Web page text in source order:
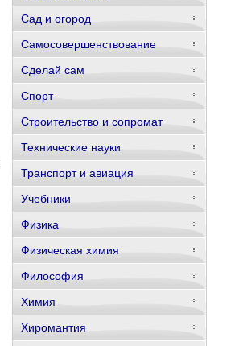
Сад и огород
Самосовершенствование
Сделай сам
Спорт
Строительство и сопромат
Технические науки
Транспорт и авиация
Учебники
Физика
Физическая химия
Философия
Химия
Хиромантия